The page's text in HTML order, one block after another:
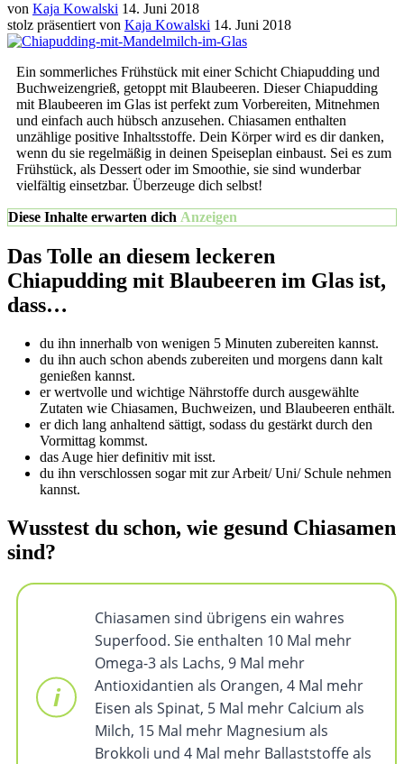
von Kaja Kowalski 14. Juni 2018
stolz präsentiert von Kaja Kowalski 14. Juni 2018
Ein sommerliches Frühstück mit einer Schicht Chiapudding und
Buchweizengrieß, getoppt mit Blaubeeren. Dieser Chiapudding
mit Blaubeeren im Glas ist perfekt zum Vorbereiten, Mitnehmen
und einfach auch hübsch anzusehen. Chiasamen enthalten
unzählige positive Inhaltsstoffe. Dein Körper wird es dir danken,
wenn du sie regelmäßig in deinen Speiseplan einbaust. Sei es zum
Frühstück, als Dessert oder im Smoothie, sie sind wunderbar
vielfältig einsetzbar. Überzeuge dich selbst!
Diese Inhalte erwarten dich Anzeigen
Das Tolle an diesem leckeren
Chiapudding mit Blaubeeren im Glas ist,
dass…
du ihn innerhalb von wenigen 5 Minuten zubereiten kannst.
du ihn auch schon abends zubereiten und morgens dann kalt
genießen kannst.
er wertvolle und wichtige Nährstoffe durch ausgewählte
Zutaten wie Chiasamen, Buchweizen, und Blaubeeren enthält.
er dich lang anhaltend sättigt, sodass du gestärkt durch den
Vormittag kommst.
das Auge hier definitiv mit isst.
du ihn verschlossen sogar mit zur Arbeit/ Uni/ Schule nehmen
kannst.
Wusstest du schon, wie gesund Chiasamen
sind?
Chiasamen sind übrigens ein wahres
Superfood. Sie enthalten 10 Mal mehr
Omega-3 als Lachs, 9 Mal mehr
Antioxidantien als Orangen, 4 Mal mehr
Eisen als Spinat, 5 Mal mehr Calcium als
Milch, 15 Mal mehr Magnesium als
Brokkoli und 4 Mal mehr Ballaststoffe als